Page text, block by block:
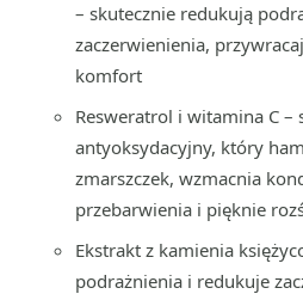
– skutecznie redukują
zaczerwienienia,
komfort
Resweratrol i witamina C –
antyoksydacyjny, który
zmarszczek, wzmacnia
przebarwienia i pięknie
Ekstrakt z kamienia
podrażnienia i redukuje